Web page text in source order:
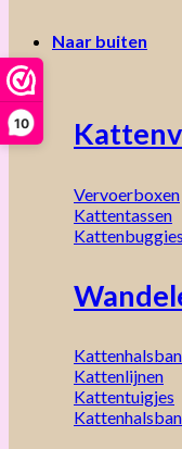
10
Naar buiten
Vervoerboxen
Kattentassen
Kattenlijnen
Kattentuigjes